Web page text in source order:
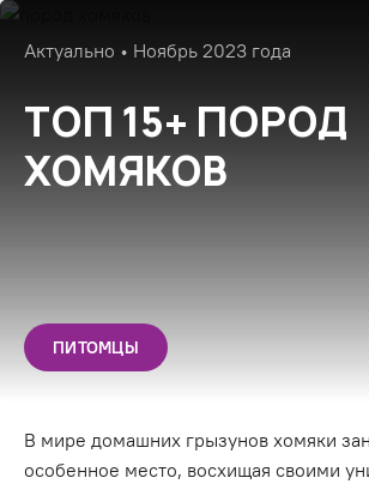
Актуально • Ноябрь 2023 года
ТОП 15+ ПОРОД
ХОМЯКОВ
ПИТОМЦЫ
В мире домашних грызунов хомяки
особенное место, восхищая своими